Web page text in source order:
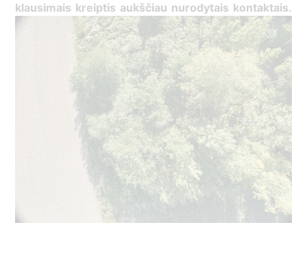
klausimais kreiptis ​aukščiau nurodytais kontaktais.